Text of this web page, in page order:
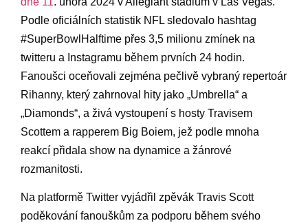
‌Podle oficiálních statistik NFL sledovalo ⁣hashtag
#SuperBowlHalftime přes 3,5 milionu zmínek na‍
twitteru a Instagramu během prvních 24 hodin.
Fanoušci oceňovali zejména pečlivě vybraný‍ repertoár
Rihanny, který zahrnoval hity‌ jako „Umbrella“⁣ a
„Diamonds“, a živá vystoupení⁢ s hosty Travisem
⁣Scottem a rappe­rem⁣ Big Boiem, jež podle mnoha
reakcí přidala show na dynamice a žánrové
rozmanitosti.
Na platformě Twitter vyjádřil⁣ zpěvák Travis Scott
poděkování fanouškům za podporu‌ během ⁢svého